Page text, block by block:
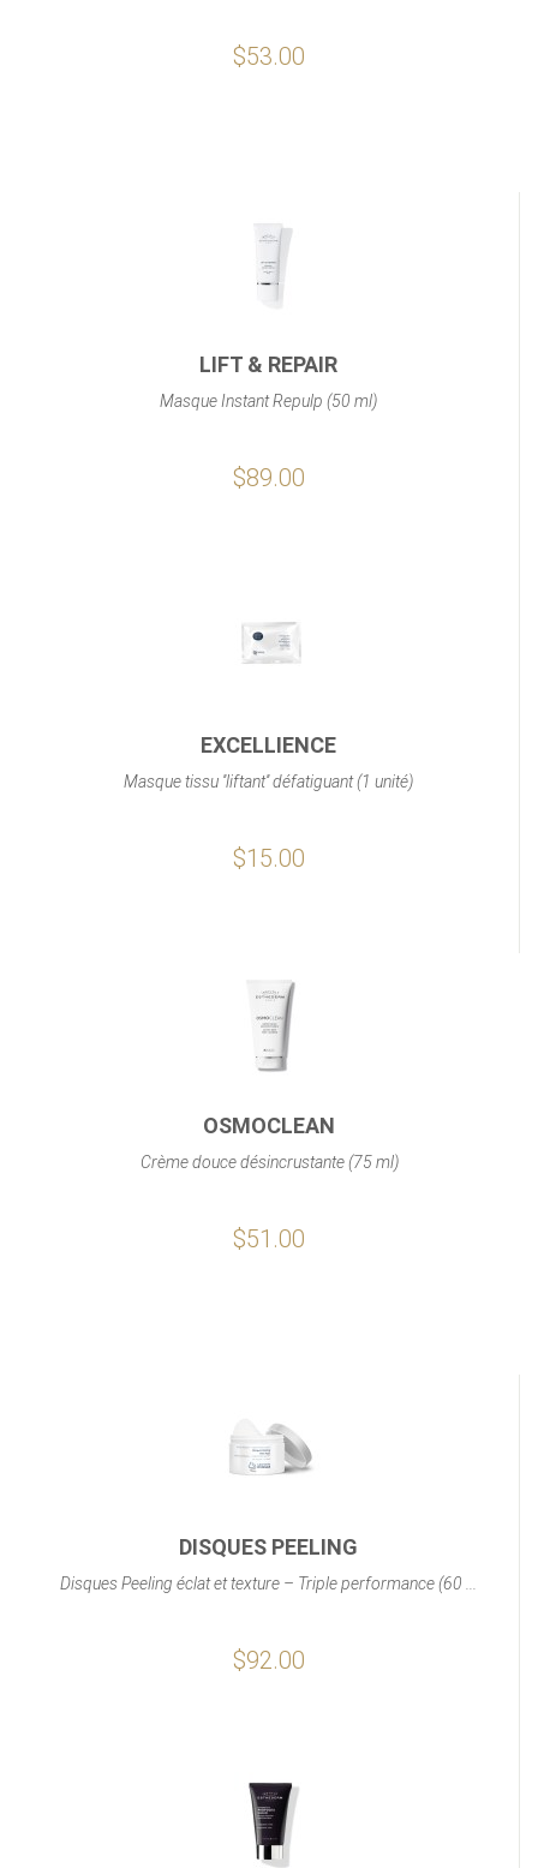
$53.00
LIFT & REPAIR
Masque Instant Repulp (50 ml)
$89.00
EXCELLIENCE
Masque tissu ''liftant'' défatiguant (1 unité)
$15.00
OSMOCLEAN
Crème douce désincrustante (75 ml)
$51.00
DISQUES PEELING
Disques Peeling éclat et texture – Triple performance (60 ...
$92.00